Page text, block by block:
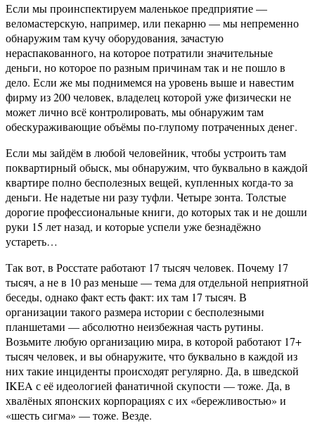
Если мы проинспектируем маленькое предприятие —
веломастерскую, например, или пекарню — мы непременно
обнаружим там кучу оборудования, зачастую
нераспакованного, на которое потратили значительные
деньги, но которое по разным причинам так и не пошло в
дело. Если же мы поднимемся на уровень выше и навестим
фирму из 200 человек, владелец которой уже физически не
может лично всё контролировать, мы обнаружим там
обескураживающие объёмы по-глупому потраченных денег.
Если мы зайдём в любой человейник, чтобы устроить там
поквартирный обыск, мы обнаружим, что буквально в каждой
квартире полно бесполезных вещей, купленных когда-то за
деньги. Не надетые ни разу туфли. Четыре зонта. Толстые
дорогие профессиональные книги, до которых так и не дошли
руки 15 лет назад, и которые успели уже безнадёжно
устареть…
Так вот, в Росстате работают 17 тысяч человек. Почему 17
тысяч, а не в 10 раз меньше — тема для отдельной неприятной
беседы, однако факт есть факт: их там 17 тысяч. В
организации такого размера истории с бесполезными
планшетами — абсолютно неизбежная часть рутины.
Возьмите любую организацию мира, в которой работают 17+
тысяч человек, и вы обнаружите, что буквально в каждой из
них такие инциденты происходят регулярно. Да, в шведской
IKEA с её идеологией фанатичной скупости — тоже. Да, в
хвалёных японских корпорациях с их «бережливостью» и
«шесть сигма» — тоже. Везде.